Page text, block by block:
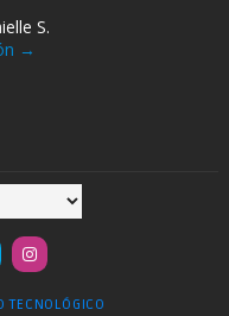
S.
→
TECNOLÓGICO